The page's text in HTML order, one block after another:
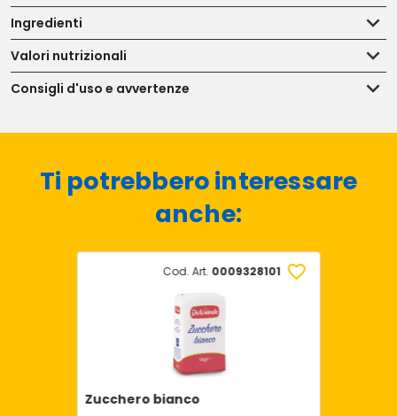
Ingredienti
Valori nutrizionali
Consigli d'uso e avvertenze
Ti potrebbero interessare
anche:
Cod. Art. 0009328101
Zucchero bianco